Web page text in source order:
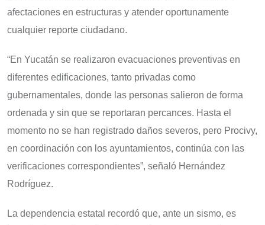
afectaciones en estructuras y atender oportunamente
cualquier reporte ciudadano.
“En Yucatán se realizaron evacuaciones preventivas en
diferentes edificaciones, tanto privadas como
gubernamentales, donde las personas salieron de forma
ordenada y sin que se reportaran percances. Hasta el
momento no se han registrado daños severos, pero Procivy,
en coordinación con los ayuntamientos, continúa con las
verificaciones correspondientes”, señaló Hernández
Rodríguez.
La dependencia estatal recordó que, ante un sismo, es